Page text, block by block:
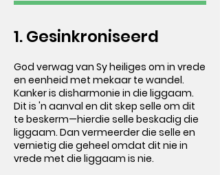
1. Gesinkroniseerd
God verwag van Sy heiliges om in vrede
en eenheid met mekaar te wandel.
Kanker is disharmonie in die liggaam.
Dit is 'n aanval en dit skep selle om dit
te beskerm—hierdie selle beskadig die
liggaam. Dan vermeerder die selle en
vernietig die geheel omdat dit nie in
vrede met die liggaam is nie.